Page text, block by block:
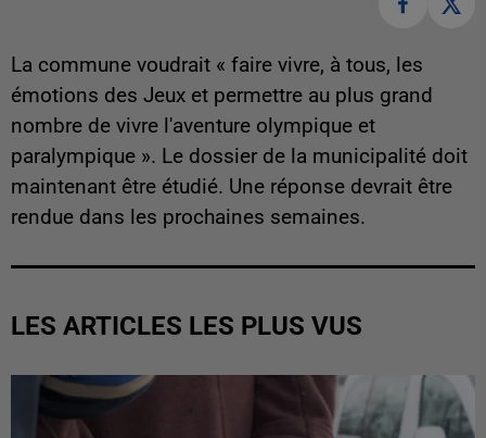
La commune voudrait « faire vivre, à tous, les
émotions des Jeux et permettre au plus grand
nombre de vivre l'aventure olympique et
paralympique ». Le dossier de la municipalité doit
maintenant être étudié. Une réponse devrait être
rendue dans les prochaines semaines.
LES ARTICLES LES PLUS VUS